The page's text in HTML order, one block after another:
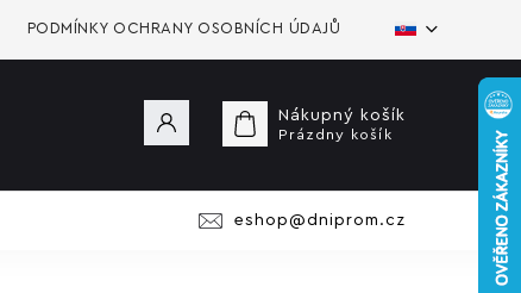
PODMÍNKY OCHRANY OSOBNÍCH ÚDAJŮ
Nákupný košík
Prázdny košík
eshop@dniprom.cz